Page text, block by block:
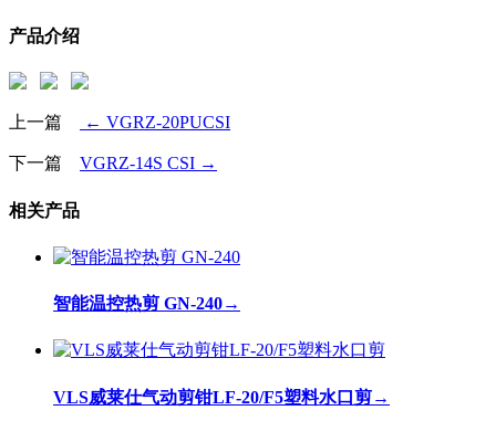
产品介绍
上一篇 ← VGRZ-20PUCSI
下一篇 VGRZ-14S CSI →
相关产品
智能温控热剪 GN-240→
VLS威莱仕气动剪钳LF-20/F5塑料水口剪→